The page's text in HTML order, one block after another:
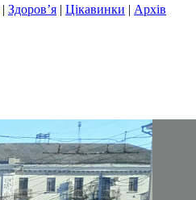
| Здоров’я | Цікавинки | Архів